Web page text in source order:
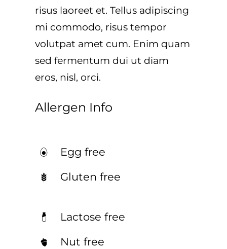
risus laoreet et. Tellus adipiscing
mi commodo, risus tempor
volutpat amet cum. Enim quam
sed fermentum dui ut diam
eros, nisl, orci.
Allergen Info
Egg free
Gluten free
Lactose free
Nut free